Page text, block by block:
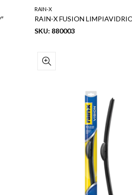
RAIN-X
RAIN-X FUSION
SKU: 880003